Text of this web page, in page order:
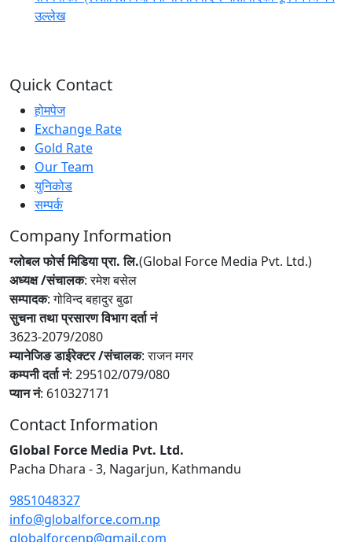
उल्लेख
Quick Contact
होमपेज
Exchange Rate
Gold Rate
Our Team
युनिकोड
सम्पर्क
Company Information
ग्लोबल फोर्स मिडिया प्रा. लि.(Global Force Media Pvt. Ltd.)
अध्यक्ष /संचालक: रमेश बसेल
सम्पादक: गोविन्द बहादुर बुढा
सुचना तथा प्रसारण विभाग दर्ता नं
3623-2079/2080
म्यानेजिङ डाईरेक्टर /संचालक: राजन मगर
कम्पनी दर्ता नं: 295102/079/080
प्यान नं: 610327171
Contact Information
Global Force Media Pvt. Ltd.
Pacha Dhara - 3, Nagarjun, Kathmandu
9851048327
info@globalforce.com.np
globalforcenp@gmail.com